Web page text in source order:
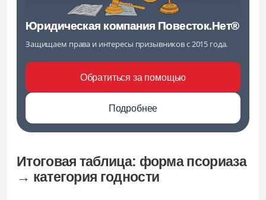
Юридическая компания Повесток.Нет®
Защищаем права и интересы призывников с 2015 года.
Подробнее
Обратиться за помощью
Итоговая таблица: форма псориаза
→ категория годности